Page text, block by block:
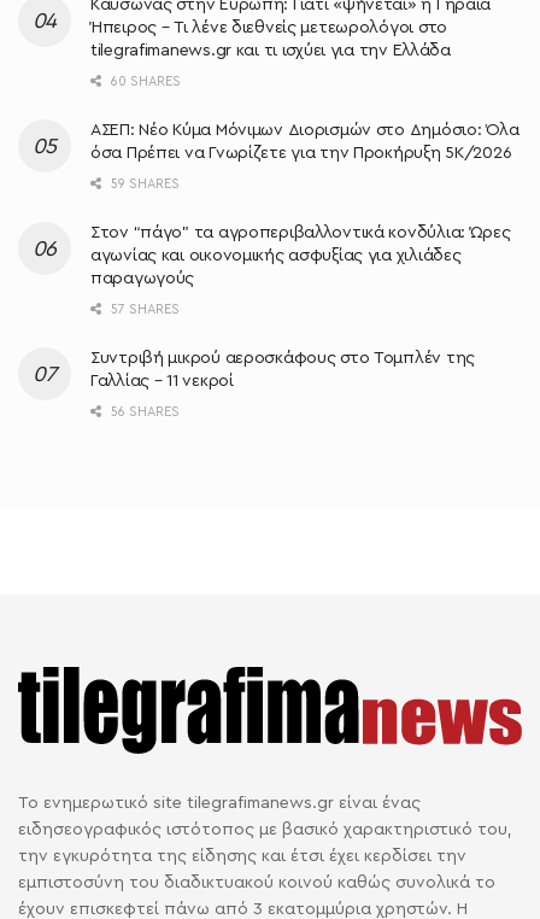
Καύσωνας στην Ευρώπη: Γιατί «ψήνεται» η Γηραιά
Ήπειρος – Τι λένε διεθνείς μετεωρολόγοι στο
tilegrafimanews.gr και τι ισχύει για την Ελλάδα
60 SHARES
ΑΣΕΠ: Νέο Κύμα Μόνιμων Διορισμών στο Δημόσιο: Όλα
όσα Πρέπει να Γνωρίζετε για την Προκήρυξη 5Κ/2026
59 SHARES
Στον “πάγο” τα αγροπεριβαλλοντικά κονδύλια: Ώρες
αγωνίας και οικονομικής ασφυξίας για χιλιάδες
παραγωγούς
57 SHARES
Συντριβή μικρού αεροσκάφους στο Τομπλέν της
Γαλλίας – 11 νεκροί
56 SHARES
Το ενημερωτικό site tilegrafimanews.gr είναι ένας
ειδησεογραφικός ιστότοπος με βασικό χαρακτηριστικό του,
την εγκυρότητα της είδησης και έτσι έχει κερδίσει την
εμπιστοσύνη του διαδικτυακού κοινού καθώς συνολικά το
έχουν επισκεφτεί πάνω από 3 εκατομμύρια χρηστών. Η